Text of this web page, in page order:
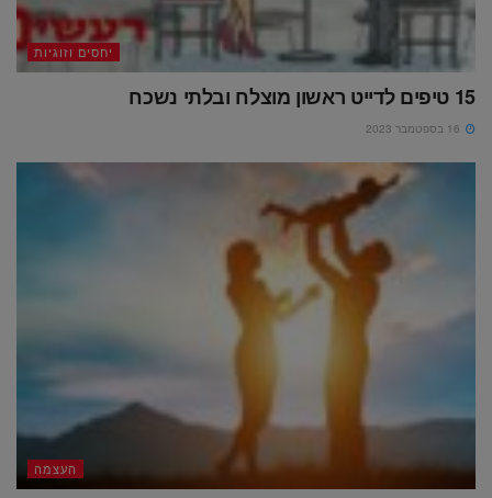
יחסים וזוגיות
15 טיפים לדייט ראשון מוצלח ובלתי נשכח
העצמה